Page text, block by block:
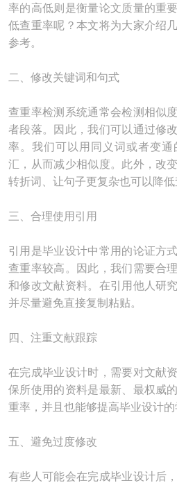
率的高低则是衡量论文质量的重
低查重率呢？本文将为大家介绍
参考。
二、修改关键词和句式
查重率检测系统通常会检测相似
者段落。因此，我们可以通过修
率。我们可以用同义词或者变通
汇，从而减少相似度。此外，改
转折词、让句子更复杂也可以降低
三、合理使用引用
引用是毕业设计中常用的论证方
查重率较高。因此，我们需要合
和修改文献资料。在引用他人研
并尽量避免直接复制粘贴。
四、注重文献跟踪
在完成毕业设计时，需要对文献
保所使用的资料是最新、最权威
重率，并且也能够提高毕业设计的
五、避免过度修改
有些人可能会在完成毕业设计后